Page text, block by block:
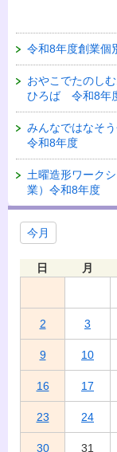
令和8年度創業個
おやこでたのし
ひろば 令和8年
みんなではなそ
令和8年度
土曜造形ワーク
業）令和8年度
今月
日 月
2 3
9 10
16 17
23 24
30 31